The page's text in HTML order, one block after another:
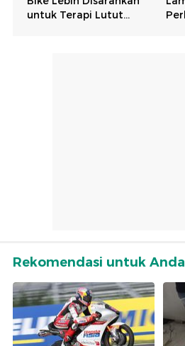
Rekomendasi untuk Anda